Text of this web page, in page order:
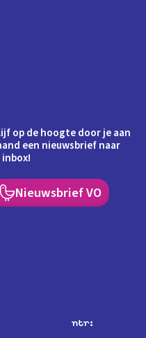
op de hoogte door je aan
een nieuwsbrief naar
Nieuwsbrief VO